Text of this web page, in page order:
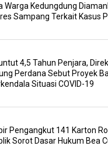
Warga Kedungdung
Sampang Terkait Kasus
4,5 Tahun Penjara,
Perdana Sebut Proyek
Situasi COVID-19
Pengangkut 141 Karton
Sorot Dasar Hukum Bea